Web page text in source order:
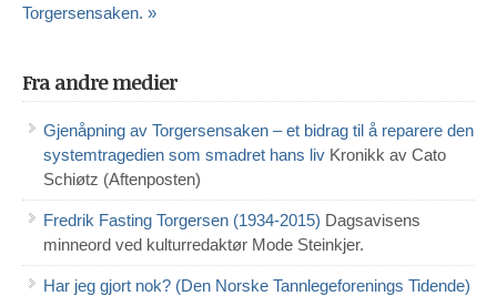
Torgersensaken. »
Fra andre medier
Gjenåpning av Torgersensaken – et bidrag til å reparere den
systemtragedien som smadret hans liv Kronikk av Cato
Schiøtz (Aftenposten)
Fredrik Fasting Torgersen (1934-2015) Dagsavisens
minneord ved kulturredaktør Mode Steinkjer.
Har jeg gjort nok? (Den Norske Tannlegeforenings Tidende)